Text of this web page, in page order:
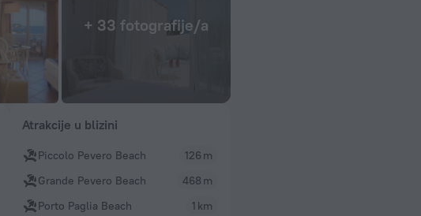
+ 33 fotografije/a
Atrakcije u blizini
Piccolo Pevero Beach
126 m
Grande Pevero Beach
468 m
Porto Paglia Beach
1 km